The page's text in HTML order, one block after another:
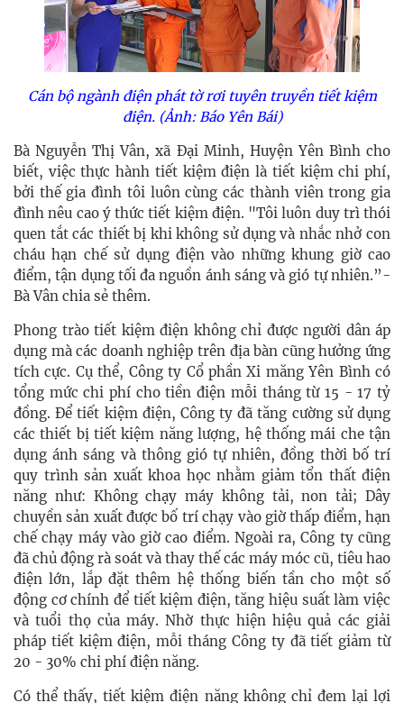
Cán bộ ngành điện phát tờ rơi tuyên truyền tiết kiệm
điện. (Ảnh: Báo Yên Bái)
Bà Nguyễn Thị Vân, xã Đại Minh, Huyện Yên Bình cho
biết, việc thực hành tiết kiệm điện là tiết kiệm chi phí,
bởi thế gia đình tôi luôn cùng các thành viên trong gia
đình nêu cao ý thức tiết kiệm điện. "Tôi luôn duy trì thói
quen tắt các thiết bị khi không sử dụng và nhắc nhở con
cháu hạn chế sử dụng điện vào những khung giờ cao
điểm, tận dụng tối đa nguồn ánh sáng và gió tự nhiên.”-
Bà Vân chia sẻ thêm.
Phong trào tiết kiệm điện không chỉ được người dân áp
dụng mà các doanh nghiệp trên địa bàn cũng hưởng ứng
tích cực. Cụ thể, Công ty Cổ phần Xi măng Yên Bình có
tổng mức chi phí cho tiền điện mỗi tháng từ 15 - 17 tỷ
đồng. Để tiết kiệm điện, Công ty đã tăng cường sử dụng
các thiết bị tiết kiệm năng lượng, hệ thống mái che tận
dụng ánh sáng và thông gió tự nhiên, đồng thời bố trí
quy trình sản xuất khoa học nhằm giảm tổn thất điện
năng như: Không chạy máy không tải, non tải; Dây
chuyền sản xuất được bố trí chạy vào giờ thấp điểm, hạn
chế chạy máy vào giờ cao điểm. Ngoài ra, Công ty cũng
đã chủ động rà soát và thay thế các máy móc cũ, tiêu hao
điện lớn, lắp đặt thêm hệ thống biến tần cho một số
động cơ chính để tiết kiệm điện, tăng hiệu suất làm việc
và tuổi thọ của máy. Nhờ thực hiện hiệu quả các giải
pháp tiết kiệm điện, mỗi tháng Công ty đã tiết giảm từ
20 - 30% chi phí điện năng.
Có thể thấy, tiết kiệm điện năng không chỉ đem lại lợi